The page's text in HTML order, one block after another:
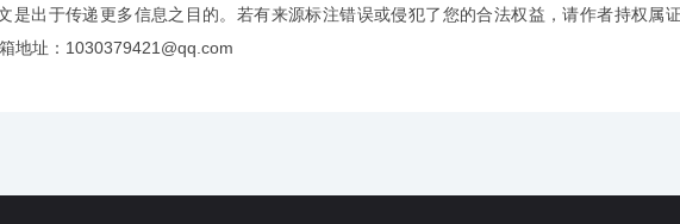
是出于传递更多信息之目的。若有来源标注错误或侵犯了您的合法权益，请作者持权属
地址：1030379421@qq.com